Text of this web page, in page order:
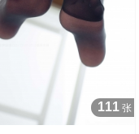
111 张